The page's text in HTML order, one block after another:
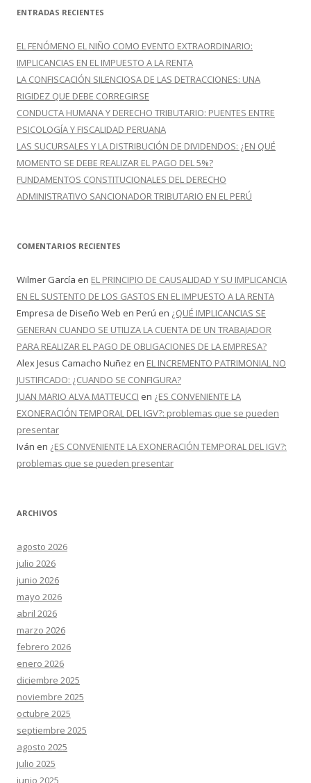
c
r
:
ENTRADAS RECIENTES
EL FENÓMENO EL NIÑO COMO EVENTO EXTRAORDINARIO:
IMPLICANCIAS EN EL IMPUESTO A LA RENTA
LA CONFISCACIÓN SILENCIOSA DE LAS DETRACCIONES: UNA
RIGIDEZ QUE DEBE CORREGIRSE
CONDUCTA HUMANA Y DERECHO TRIBUTARIO: PUENTES ENTRE
PSICOLOGÍA Y FISCALIDAD PERUANA
LAS SUCURSALES Y LA DISTRIBUCIÓN DE DIVIDENDOS: ¿EN QUÉ
MOMENTO SE DEBE REALIZAR EL PAGO DEL 5%?
FUNDAMENTOS CONSTITUCIONALES DEL DERECHO
ADMINISTRATIVO SANCIONADOR TRIBUTARIO EN EL PERÚ
COMENTARIOS RECIENTES
Wilmer García en EL PRINCIPIO DE CAUSALIDAD Y SU IMPLICANCIA
EN EL SUSTENTO DE LOS GASTOS EN EL IMPUESTO A LA RENTA
Empresa de Diseño Web en Perú en ¿QUÉ IMPLICANCIAS SE
GENERAN CUANDO SE UTILIZA LA CUENTA DE UN TRABAJADOR
PARA REALIZAR EL PAGO DE OBLIGACIONES DE LA EMPRESA?
Alex Jesus Camacho Nuñez en EL INCREMENTO PATRIMONIAL NO
JUSTIFICADO: ¿CUANDO SE CONFIGURA?
JUAN MARIO ALVA MATTEUCCI en ¿ES CONVENIENTE LA
EXONERACIÓN TEMPORAL DEL IGV?: problemas que se pueden
presentar
Iván en ¿ES CONVENIENTE LA EXONERACIÓN TEMPORAL DEL IGV?:
problemas que se pueden presentar
ARCHIVOS
agosto 2026
julio 2026
junio 2026
mayo 2026
abril 2026
marzo 2026
febrero 2026
enero 2026
diciembre 2025
noviembre 2025
octubre 2025
septiembre 2025
agosto 2025
julio 2025
junio 2025